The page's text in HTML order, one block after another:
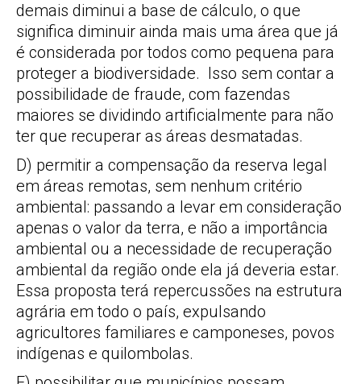
demais diminui a base de cálculo, o que
significa diminuir ainda mais uma área que já
é considerada por todos como pequena para
proteger a biodiversidade. Isso sem contar a
possibilidade de fraude, com fazendas
maiores se dividindo artificialmente para não
ter que recuperar as áreas desmatadas.
D) permitir a compensação da reserva legal
em áreas remotas, sem nenhum critério
ambiental: passando a levar em consideração
apenas o valor da terra, e não a importância
ambiental ou a necessidade de recuperação
ambiental da região onde ela já deveria estar.
Essa proposta terá repercussões na estrutura
agrária em todo o país, expulsando
agricultores familiares e camponeses, povos
indígenas e quilombolas.